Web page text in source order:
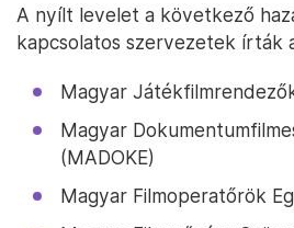
A nyílt levelet a következő
kapcsolatos szervezetek írták
Magyar
Magyar
(MADOKE)
Magyar Filmoperatőrök